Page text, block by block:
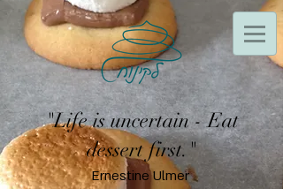
"Life is uncertain - Eat
dessert first."
Ernestine Ulmer